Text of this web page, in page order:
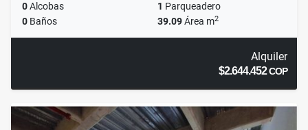
0Alcobas 1 Parqueadero
0 Baños 39.09Área m2
Alquiler
$2.644.452COP